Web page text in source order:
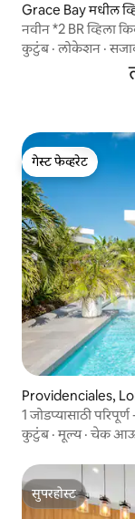
Grace Bay मधील
नवीन *2 BR व्हिला
कुटुंब·लोकेशन ·
गेस्ट फेव्हरेट
गेस्ट फेव्हरेट
Providenciales,
1 जोडप्यासाठी
कुटुंब·मूल्य·चेक
सुपरहोस्ट
सुपरहोस्ट